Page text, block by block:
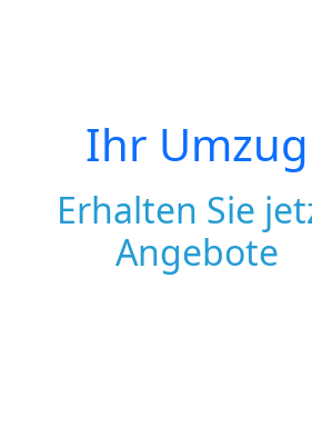
Ihr Umzug
Erhalten Sie
Angebote